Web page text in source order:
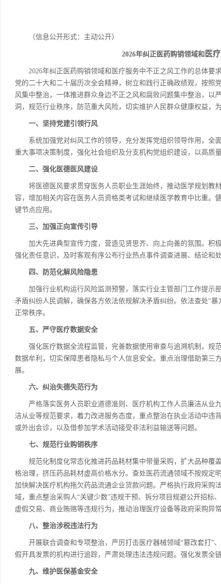
（信息公开形式：主动公开）
2026年纠正医药购销领域和 医
2026年纠正医药购销领域和医疗服务中不正之风工作的总体要
党的二十大和二十届历次全会精神，树立和践行正确政绩观，按
风集中整治，一体推进群众身边不正之风和腐败问题集中整治，以
洞，规范行业秩序，防范重大风险，切实维护人民群众健康权益，
一、坚持党建引领行风
系统加强党对纠风工作的领导，充分发挥党组织领导作用，全
重大事项决策制度，强化社会组织及分支机构党组织建设，以高质
二、强化医德医风建设
将医德医风要求贯穿医务人员职业生涯始终，推动医学规划教
容，增加相关内容在医务人员资格类考试和继续医学教育中比重。
键节点应用。
三、加强正向宣传引导
加大先进典型宣传力度，营造见贤思齐、向上向善的氛围。积
强化责任意识，及时客观有序公布行业热点事件调查进展、结论和
四、防范化解风险隐患
加强行业机构运行风险监测预警，落实行业主管部门工作提示
矛盾纠纷人民调解，确保各方依法依规解决矛盾纠纷。依法查处“
正常秩序。
五、严守医疗数据安全
强化医疗数据全流程监管，完善数据使用审查与追溯机制，规
数据牟利，切实保障患者隐私与个人信息安全。重点治理借助第三
展。
六、纠治失德失范行为
严格落实医务人员职业道德准则、医疗机构工作人员廉洁从业
洁从业等规范要求，着力改进服务态度，重点整治在执业活动中违
或外出会诊，以及借参加学术活动接受非法利益输送等问题。
七、规范行业购销秩序
规范化制度化常态化推进药品耗材集中带量采购，扩大品种覆
格治理，挤压药品耗材虚高价格水分。查处医药流通领域不按规定
加快解决医疗机构拖欠药品流通企业货款问题。严格执行政府采购
域，重点整治采购人“关键少数”违规干预、拆分项目规避公开招标
虚假交易、商业贿赂等违规行为，推动治理医疗设备等政府采购异
八、整治涉税违法行为
开展联合调查和专项整治，严厉打击医疗器械领域“篡改套打”
假开具发票的机构进行追踪，严肃处理违法违规问题。强化发票全
九、维护医保基金安全